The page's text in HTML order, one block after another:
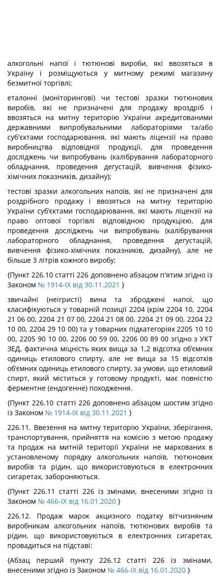
алкогольні напої і тютюнові вироби, які ввозяться в
Україну і розміщуються у митному режимі магазину
безмитної торгівлі;
еталонні (моніторингові) чи тестові зразки тютюнових
виробів, які не призначені для продажу вроздріб і
ввозяться на митну територію України акредитованими
державними випробувальними лабораторіями та/або
суб'єктами господарювання, які мають ліцензії на право
виробництва відповідної продукції, для проведення
досліджень чи випробувань (калібрування лабораторного
обладнання, проведення дегустацій, вивчення фізико-
хімічних показників, дизайну);
тестові зразки алкогольних напоїв, які не призначені для
роздрібного продажу і ввозяться на митну територію
України суб’єктами господарювання, які мають ліцензії на
право оптової торгівлі відповідною продукцією, для
проведення досліджень чи випробувань (калібрування
лабораторного обладнання, проведення дегустацій,
вивчення фізико-хімічних показників, дизайну), але не
більше 3 літрів кожного виробу;
{Пункт 226.10 статті 226 доповнено абзацом п'ятим згідно із
Законом № 1914-IX від 30.11.2021 }
звичайні (неігристі) вина та зброджені напої, що
класифікуються у товарній позиції 2204 (крім 2204 10, 2204
21 06 00, 2204 21 07 00, 2204 21 08 00, 2204 21 09 00, 2204 22
10 00, 2204 29 10 00) та у товарних підкатегоріях 2205 10 10
00, 2205 90 10 00, 2206 00 59 00, 2206 00 89 00 згідно з УКТ
ЗЕД, фактична міцність яких вища за 1,2 відсотка об’ємних
одиниць етилового спирту, але не вища за 15 відсотків
об’ємних одиниць етилового спирту, за умови, що етиловий
спирт, який міститься у готовому продукті, має повністю
ферментне (ендогенне) походження.
{Пункт 226.10 статті 226 доповнено абзацом шостим згідно
із Законом № 1914-IX від 30.11.2021 }
226.11. Ввезення на митну територію України, зберігання,
транспортування, прийняття на комісію з метою продажу
та продаж на митній території України не маркованих в
установленому порядку алкогольних напоїв, тютюнових
виробів та рідин, що використовуються в електронних
сигаретах, забороняються.
{Пункт 226.11 статті 226 із змінами, внесеними згідно із
Законом № 466-IX від 16.01.2020 }
226.12. Продаж марок акцизного податку вітчизняним
виробникам алкогольних напоїв, тютюнових виробів та
рідин, що використовуються в електронних сигаретах,
провадиться на підставі:
{Абзац перший пункту 226.12 статті 226 із змінами,
внесеними згідно із Законом № 466-IX від 16.01.2020 }